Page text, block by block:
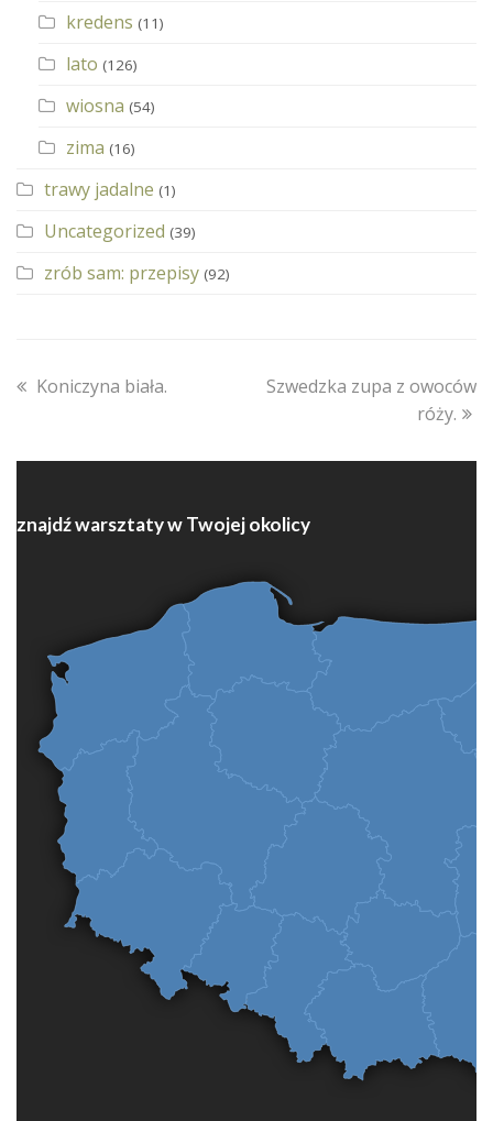
kredens (11)
lato (126)
wiosna (54)
zima (16)
trawy jadalne (1)
Uncategorized (39)
zrób sam: przepisy (92)
previous
Koniczyna biała.
next
Szwedzka zupa z owoców
róży.
znajdź warsztaty w Twojej okolicy